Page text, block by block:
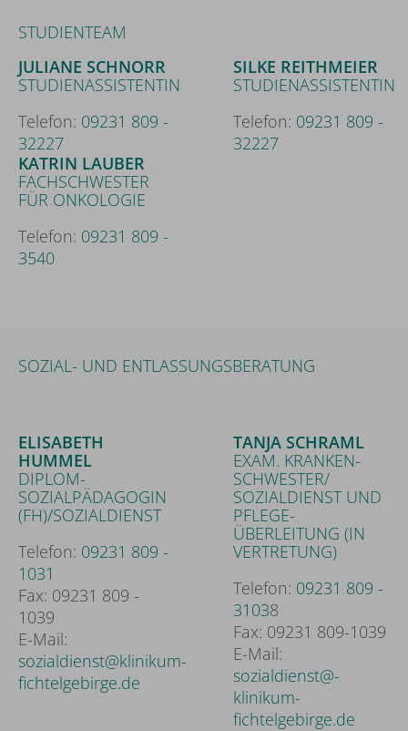
STUDIENTEAM
JULIANE SCHNORR
STUDIENASSISTENTIN
Telefon: 09231 809 -
32227
SILKE REITHMEIER
STUDIENASSISTENTIN
Telefon: 09231 809 -
32227
KATRIN LAUBER
FACHSCHWESTER
FÜR ONKOLOGIE
Telefon: 09231 809 -
3540
SOZIAL- UND ENTLASSUNGSBERATUNG
ELISABETH
HUMMEL
DIPLOM-
SOZIALPÄDAGOGIN
(FH)/SOZIALDIENST
Telefon: 09231 809 -
1031
Fax: 09231 809 -
1039
E-Mail:
sozialdienst@klinikum-
fichtelgebirge.de
TANJA SCHRAML
EXAM. KRANKEN­
SCHWESTER/
SOZIALDIENST UND
PFLEGE­
ÜBERLEITUNG (IN
VERTRETUNG)
Telefon: 09231 809 -
31038
Fax: 09231 809-1039
E-Mail:
sozialdienst@­
klinikum-
fichtelgebirge.de